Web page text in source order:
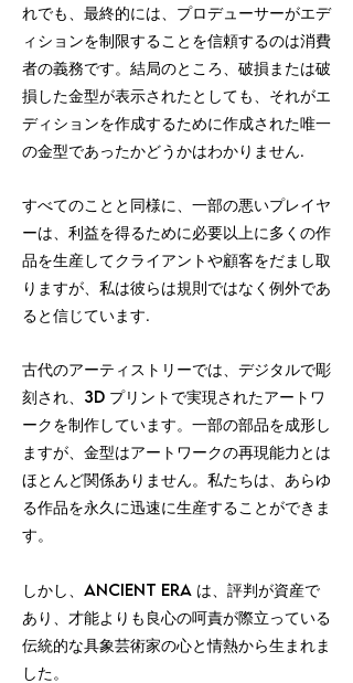
れでも、最終的には、プロデューサーがエデ
ィションを制限することを信頼するのは消費
者の義務です。結局のところ、破損または破
損した金型が表示されたとしても、それがエ
ディションを作成するために作成された唯一
の金型であったかどうかはわかりません.
すべてのことと同様に、一部の悪いプレイヤ
ーは、利益を得るために必要以上に多くの作
品を生産してクライアントや顧客をだまし取
りますが、私は彼らは規則ではなく例外であ
ると信じています.
古代のアーティストリーでは、デジタルで彫
刻され、3D プリントで実現されたアートワ
ークを制作しています。一部の部品を成形し
ますが、金型はアートワークの再現能力とは
ほとんど関係ありません。私たちは、あらゆ
る作品を永久に迅速に生産することができま
す。
しかし、Ancient Era は、評判が資産で
あり、才能よりも良心の呵責が際立っている
伝統的な具象芸術家の心と情熱から生まれま
した。